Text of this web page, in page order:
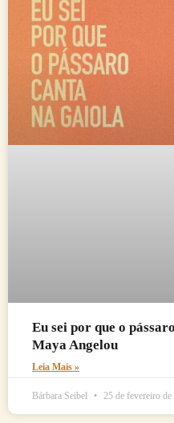
Eu sei por que o
Maya Angelou
Leia Mais »
Bárbara Seibel 25 de fevereiro de